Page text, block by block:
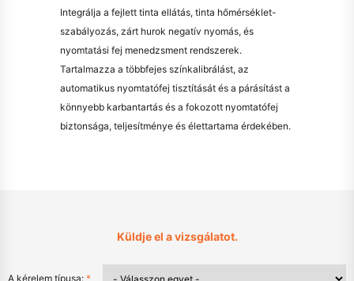
Integrálja a fejlett tinta ellátás, tinta hőmérséklet-
szabályozás, zárt hurok negatív nyomás, és
nyomtatási fej menedzsment rendszerek.
Tartalmazza a többfejes színkalibrálást, az
automatikus nyomtatófej tisztítását és a párásítást a
könnyebb karbantartás és a fokozott nyomtatófej
biztonsága, teljesítménye és élettartama érdekében.
Küldje el a vizsgálatot.
A kérelem típusa: *